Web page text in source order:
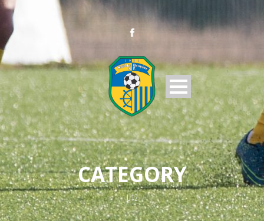
CATEGORY
U12